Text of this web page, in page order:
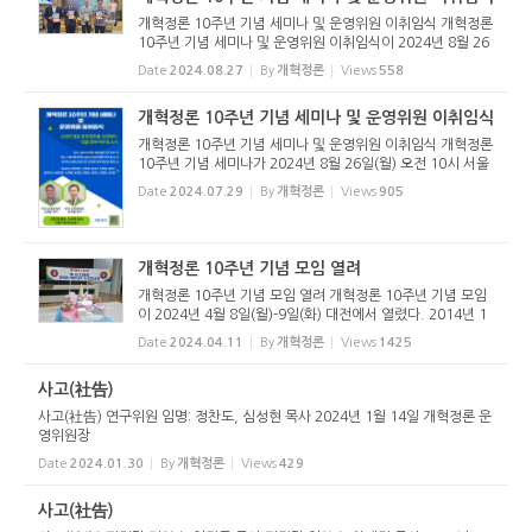
개혁정론 10주년 기념 세미나 및 운영위원 이취임식 개혁정론
10주년 기념 세미나 및 운영위원 이취임식이 2024년 8월 26
일(월) 오전 10시 서울서문교회당에서 열렸다. 2014년 1월에
설립을 위한 뜻을 모아, 2014년 3월 20일 http://reformed
Date 2024.08.27 By 개혁정론 Views 558
개혁정론 10주년 기념 세미나 및 운영위원 이취임식
개혁정론 10주년 기념 세미나 및 운영위원 이취임식 개혁정론
10주년 기념 세미나가 2024년 8월 26일(월) 오전 10시 서울
서문교회당(서울시 송파구, 둔촌오륜 2번 출구)에서 열린다.
2014년 1월 시작된 개혁정론이 어느덧 10주년을 맞아 오프
Date 2024.07.29 By 개혁정론 Views 905
개혁정론 10주년 기념 모임 열려
개혁정론 10주년 기념 모임 열려 개혁정론 10주년 기념 모임
이 2024년 4월 8일(월)-9일(화) 대전에서 열렸다. 2014년 1
월에 설립을 위한 뜻을 모아, 2014년 3월 20일 http://refor
medjr.com를 도메인 주소로 하는 기독언론으로 시작한 개혁
Date 2024.04.11 By 개혁정론 Views 1425
사고(社告)
사고(社告) 연구위원 임명: 정찬도, 심성현 목사 2024년 1월 14일 개혁정론 운
영위원장
Date 2024.01.30 By 개혁정론 Views429
사고(社告)